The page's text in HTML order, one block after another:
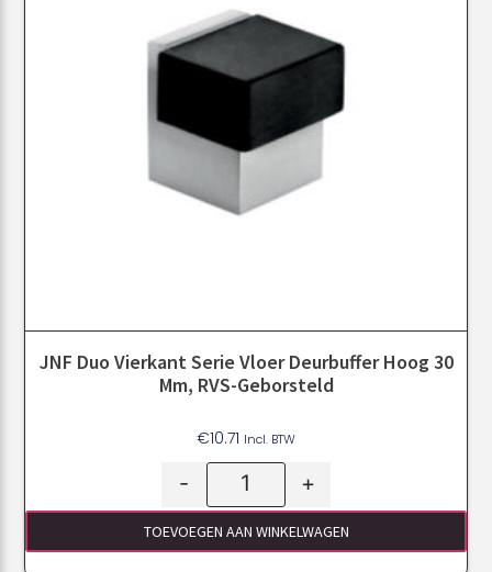
JNF Duo Vierkant Serie Vloer Deurbuffer Hoog 30
Mm, RVS-Geborsteld
€10.71 Incl. BTW
- +
TOEVOEGEN AAN WINKELWAGEN